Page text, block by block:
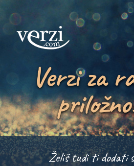
Verzi za
Želiš tudi ti dodati